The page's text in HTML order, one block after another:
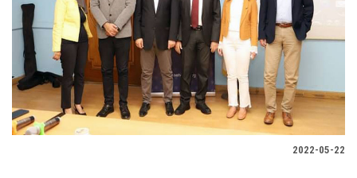
2022-05-22